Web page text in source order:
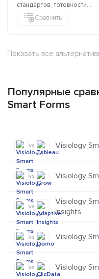
стандартов, готовности...
Сравнить
Показать все
Популярные
Smart Forms
vs Visiology
vs Visiology
vs
Visiology
Insights
vs Visiology
vs Visiology